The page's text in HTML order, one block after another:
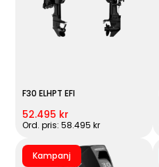
F30 ELHPT EFI
52.495 kr
Ord. pris: 58.495 kr
Kampanj